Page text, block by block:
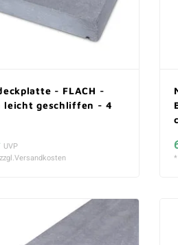
- FLACH -
leicht geschliffen - 4
UVP
Versandkosten